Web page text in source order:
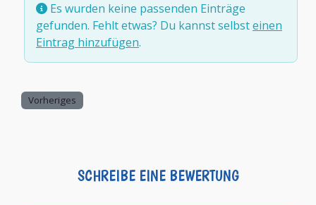
Es wurden keine passenden Einträge
gefunden. Fehlt etwas? Du kannst selbsteinen
Eintrag hinzufügen.
Vorheriges
SCHREIBE EINE BEWERTUNG